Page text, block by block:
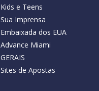
Kids e Teens
Sua Imprensa
Embaixada dos EUA
Advance Miami
GERAIS
Sites de Apostas